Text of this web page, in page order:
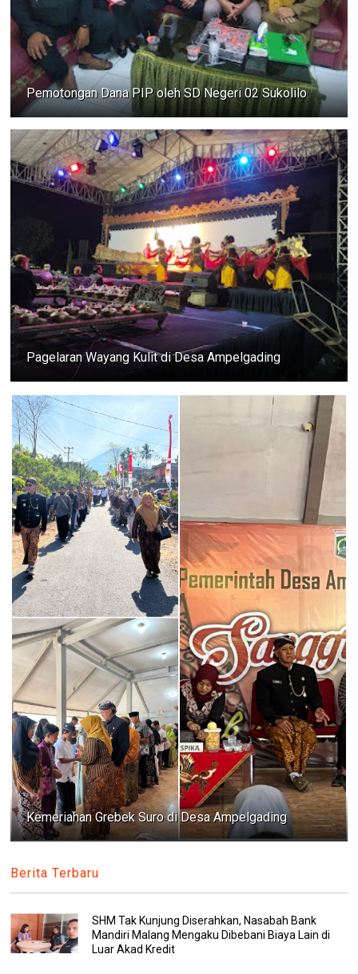
Pemotongan Dana PIP oleh SD Negeri 02 Sukolilo
Pagelaran Wayang Kulit di Desa Ampelgading
Kemeriahan Grebek Suro di Desa Ampelgading
Berita Terbaru
SHM Tak Kunjung Diserahkan, Nasabah Bank
Mandiri Malang Mengaku Dibebani Biaya Lain di
Luar Akad Kredit